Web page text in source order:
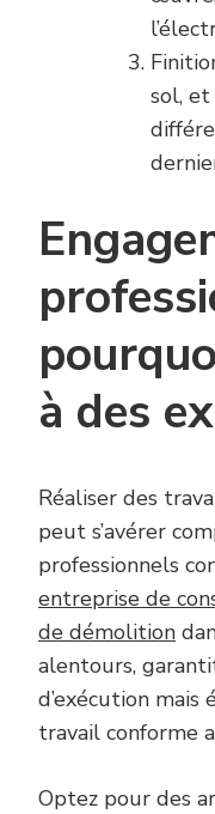
sol,
à des
Réaliser des
peut s’avérer
professionnels
entreprise de
de démolition
alentours,
d’exécution mais
travail conforme
Optez pour des